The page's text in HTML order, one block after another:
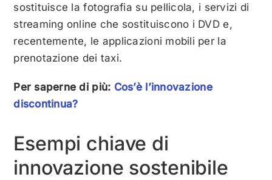
sostituisce la fotografia su pellicola, i servizi di
streaming online che sostituiscono i DVD e,
recentemente, le applicazioni mobili per la
prenotazione dei taxi.
Per saperne di più: Cos’è l’innovazione
discontinua?
Esempi chiave di
innovazione sostenibile